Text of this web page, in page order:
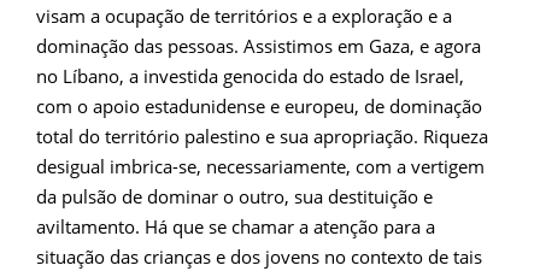
visam a ocupação de territórios e a exploração e a
dominação das pessoas. Assistimos em Gaza, e agora
no Líbano, a investida genocida do estado de Israel,
com o apoio estadunidense e europeu, de dominação
total do território palestino e sua apropriação. Riqueza
desigual imbrica-se, necessariamente, com a vertigem
da pulsão de dominar o outro, sua destituição e
aviltamento. Há que se chamar a atenção para a
situação das crianças e dos jovens no contexto de tais